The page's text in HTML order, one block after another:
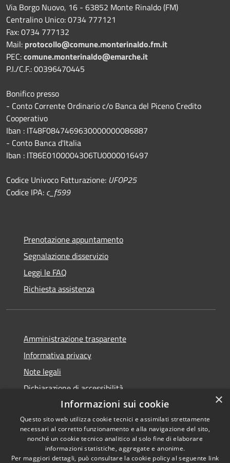
Via Borgo Nuovo, 16 - 63852 Monte Rinaldo (FM)
Centralino Unico: 0734 777121
Fax: 0734 777132
Mail: protocollo@comune.monterinaldo.fm.it
PEC:comune.monterinaldo@emarche.it
P.I./C.F.: 00396470445
Bonifico presso
​- Conto Corrente Ordinario c/o Banca del Piceno Credito
Cooperativo
Iban : IT48F0847469630000000086887
- Conto Banca d'Italia
Iban : IT86E0100004306TU0000016497
Codice Univoco Fatturazione: UFOP25
Codice IPA: c_f599
Prenotazione appuntamento
Segnalazione disservizio
Leggi le FAQ
Richiesta assistenza
Amministrazione trasparente
Informativa privacy
Note legali
Dichiarazione di accessibilità
Accessibilità
Copyright © 2026 • Comune di
Monte Rinaldo • Powered by
×
Informazioni sui cookie
Questo sito web utilizza cookie tecnici e assimilati strettamente
necessari al corretto funzionamento e alla navigazione del sito,
nonché un cookie tecnico analitico al solo fine di elaborare
informazioni statistiche, aggregate e anonime.
Per maggiori dettagli, può consultare la cookie policy al seguente link